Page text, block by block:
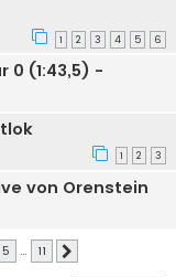
1 2 3 4 5 6
0 (1:43,5) -
1 2 3
von Orenstein
5 … 11